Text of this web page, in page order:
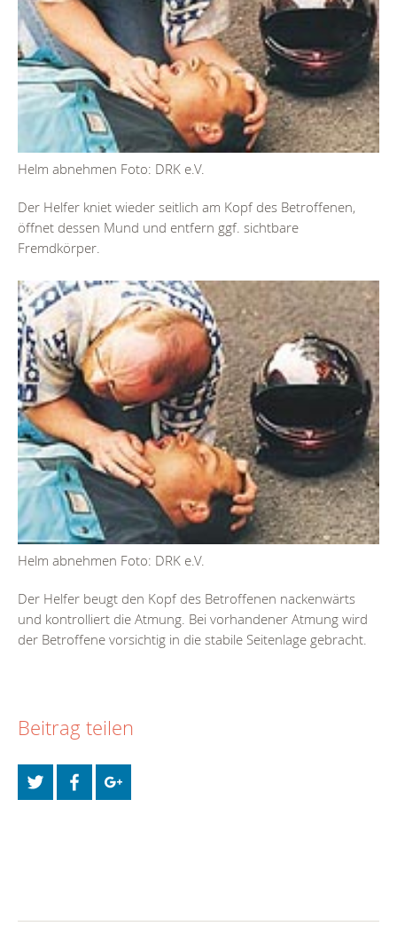
Helm abnehmen Foto: DRK e.V.
Der Helfer kniet wieder seitlich am Kopf des Betroffenen,
öffnet dessen Mund und entfern ggf. sichtbare
Fremdkörper.
Helm abnehmen Foto: DRK e.V.
Der Helfer beugt den Kopf des Betroffenen nackenwärts
und kontrolliert die Atmung. Bei vorhandener Atmung wird
der Betroffene vorsichtig in die stabile Seitenlage gebracht.
Beitrag teilen